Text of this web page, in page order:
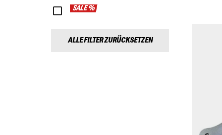
SALE %
ALLE FILTER ZURÜCKSETZEN